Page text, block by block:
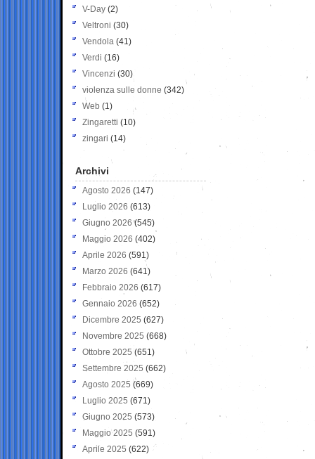
V-Day (2)
Veltroni (30)
Vendola (41)
Verdi (16)
Vincenzi (30)
violenza sulle donne (342)
Web (1)
Zingaretti (10)
zingari (14)
Archivi
Agosto 2026 (147)
Luglio 2026 (613)
Giugno 2026 (545)
Maggio 2026 (402)
Aprile 2026 (591)
Marzo 2026 (641)
Febbraio 2026 (617)
Gennaio 2026 (652)
Dicembre 2025 (627)
Novembre 2025 (668)
Ottobre 2025 (651)
Settembre 2025 (662)
Agosto 2025 (669)
Luglio 2025 (671)
Giugno 2025 (573)
Maggio 2025 (591)
Aprile 2025 (622)